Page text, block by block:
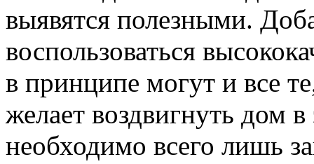
выявятся полезными.
воспользоваться
в принципе могут и все
желает воздвигнуть дом
необходимо всего лишь